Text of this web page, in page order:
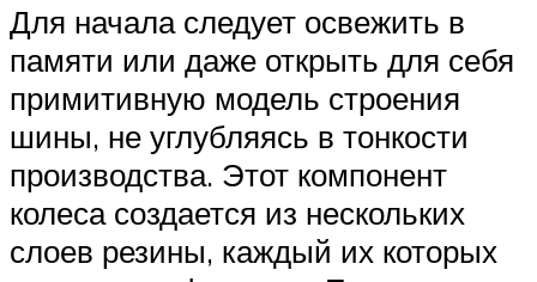
Для начала следует освежить в
памяти или даже открыть для себя
примитивную модель строения
шины, не углубляясь в тонкости
производства. Этот компонент
колеса создается из нескольких
слоев резины, каждый их которых